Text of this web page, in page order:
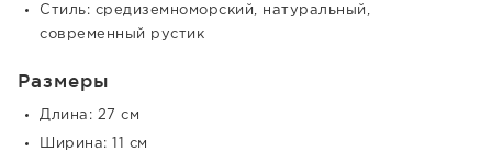
Стиль: средиземноморский, натуральный,
современный рустик
Размеры
Длина: 27 см
Ширина: 11 см